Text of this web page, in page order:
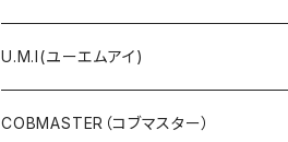
Ｔシャツ・シャツ（半袖）
タンクトップ
U.M.I(ユーエムアイ)
COBMASTER（コブマスター）